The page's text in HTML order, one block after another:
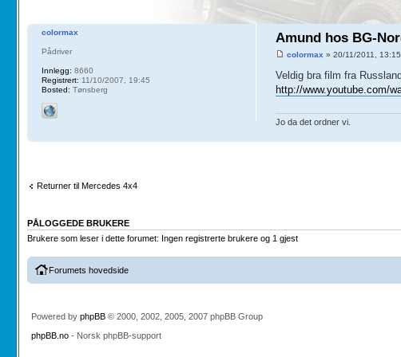
Amund hos BG-
colormax » 20/11/2011, 13:15
Veldig bra film fra
http://www.youtube.com/
Jo da det ordner vi.
colormax
Pådriver
Innlegg: 8660
Registrert: 11/10/2007, 19:45
Bosted: Tønsberg
Returner til Mercedes 4x4
PÅLOGGEDE BRUKERE
Brukere som leser i dette forumet: Ingen registrerte brukere og 1 gjest
Forumets hovedside
Powered by phpBB© 2000, 2002, 2005, 2007 phpBB Group
phpBB.no- Norsk phpBB-support